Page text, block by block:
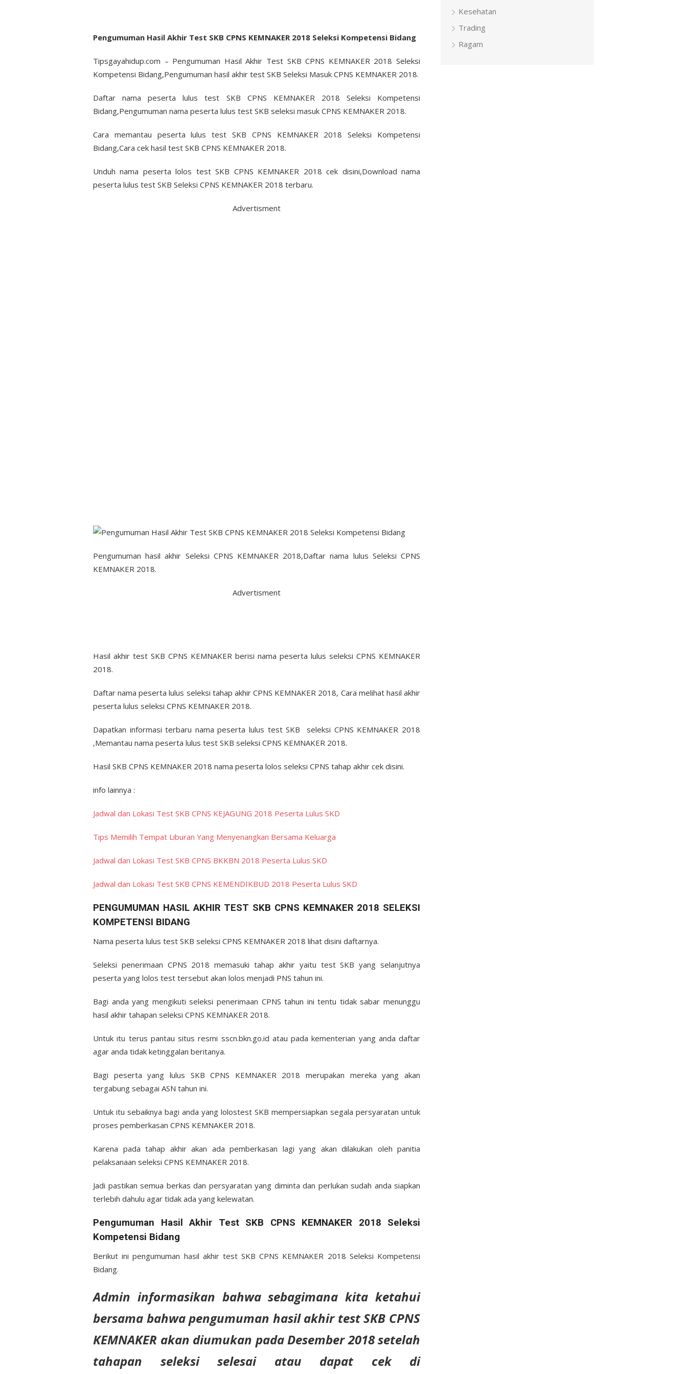
Pengumuman Hasil Akhir Test SKB CPNS KEMNAKER 2018 Seleksi Kompetensi Bidang
Tipsgayahidup.com – Pengumuman Hasil Akhir Test SKB CPNS KEMNAKER 2018 Seleksi
Kompetensi Bidang,Pengumuman hasil akhir test SKB Seleksi Masuk CPNS KEMNAKER 2018.
Daftar nama peserta lulus test SKB CPNS KEMNAKER 2018 Seleksi Kompetensi
Bidang,Pengumuman nama peserta lulus test SKB seleksi masuk CPNS KEMNAKER 2018.
Cara memantau peserta lulus test SKB CPNS KEMNAKER 2018 Seleksi Kompetensi
Bidang,Cara cek hasil test SKB CPNS KEMNAKER 2018.
Unduh nama peserta lolos test SKB CPNS KEMNAKER 2018 cek disini,Download nama
peserta lulus test SKB Seleksi CPNS KEMNAKER 2018 terbaru.
Advertisment
Pengumuman hasil akhir Seleksi CPNS KEMNAKER 2018,Daftar nama lulus Seleksi CPNS
KEMNAKER 2018.
Advertisment
Hasil akhir test SKB CPNS KEMNAKER berisi nama peserta lulus seleksi CPNS KEMNAKER
2018.
Daftar nama peserta lulus seleksi tahap akhir CPNS KEMNAKER 2018, Cara melihat hasil akhir
peserta lulus seleksi CPNS KEMNAKER 2018.
Dapatkan informasi terbaru nama peserta lulus test SKB seleksi CPNS KEMNAKER 2018
,Memantau nama peserta lulus test SKB seleksi CPNS KEMNAKER 2018.
Hasil SKB CPNS KEMNAKER 2018 nama peserta lolos seleksi CPNS tahap akhir cek disini.
info lainnya :
Jadwal dan Lokasi Test SKB CPNS KEJAGUNG 2018 Peserta Lulus SKD
Tips Memilih Tempat Liburan Yang Menyenangkan Bersama Keluarga
Jadwal dan Lokasi Test SKB CPNS BKKBN 2018 Peserta Lulus SKD
Jadwal dan Lokasi Test SKB CPNS KEMENDIKBUD 2018 Peserta Lulus SKD
PENGUMUMAN HASIL AKHIR TEST SKB CPNS KEMNAKER 2018 SELEKSI
KOMPETENSI BIDANG
Nama peserta lulus test SKB seleksi CPNS KEMNAKER 2018 lihat disini daftarnya.
Seleksi penerimaan CPNS 2018 memasuki tahap akhir yaitu test SKB yang selanjutnya
peserta yang lolos test tersebut akan lolos menjadi PNS tahun ini.
Bagi anda yang mengikuti seleksi penerimaan CPNS tahun ini tentu tidak sabar menunggu
hasil akhir tahapan seleksi CPNS KEMNAKER 2018.
Untuk itu terus pantau situs resmi sscn.bkn.go.id atau pada kementerian yang anda daftar
agar anda tidak ketinggalan beritanya.
Bagi peserta yang lulus SKB CPNS KEMNAKER 2018 merupakan mereka yang akan
tergabung sebagai ASN tahun ini.
Untuk itu sebaiknya bagi anda yang lolostest SKB mempersiapkan segala persyaratan untuk
proses pemberkasan CPNS KEMNAKER 2018.
Karena pada tahap akhir akan ada pemberkasan lagi yang akan dilakukan oleh panitia
pelaksanaan seleksi CPNS KEMNAKER 2018.
Jadi pastikan semua berkas dan persyaratan yang diminta dan perlukan sudah anda siapkan
terlebih dahulu agar tidak ada yang kelewatan.
Pengumuman Hasil Akhir Test SKB CPNS KEMNAKER 2018 Seleksi
Kompetensi Bidang
Berikut ini pengumuman hasil akhir test SKB CPNS KEMNAKER 2018 Seleksi Kompetensi
Bidang.
Admin informasikan bahwa sebagimana kita ketahui
bersama bahwa pengumuman hasil akhir test SKB CPNS
KEMNAKER akan diumukan pada Desember 2018 setelah
tahapan seleksi selesai atau dapat cek di
Kesehatan
Trading
Ragam